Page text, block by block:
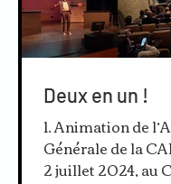
Deux en un !
1. Animation de
Générale de la
2 juillet 2024, au